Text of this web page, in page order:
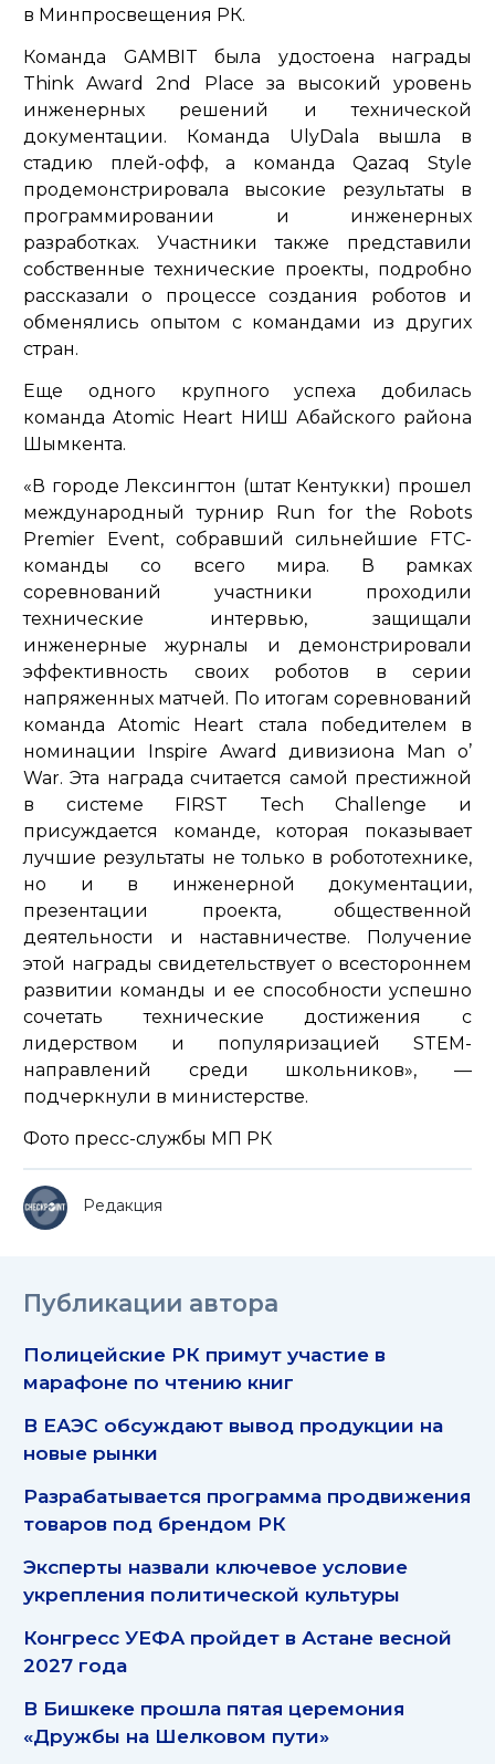
в Минпросвещения РК.
Команда GAMBIT была удостоена награды
Think Award 2nd Place за высокий уровень
инженерных решений и технической
документации. Команда UlyDala вышла в
стадию плей-офф, а команда Qazaq Style
продемонстрировала высокие результаты в
программировании и инженерных
разработках. Участники также представили
собственные технические проекты, подробно
рассказали о процессе создания роботов и
обменялись опытом с командами из других
стран.
Еще одного крупного успеха добилась
команда Atomic Heart НИШ Абайского района
Шымкента.
«В городе Лексингтон (штат Кентукки) прошел
международный турнир Run for the Robots
Premier Event, собравший сильнейшие FTC-
команды со всего мира. В рамках
соревнований участники проходили
технические интервью, защищали
инженерные журналы и демонстрировали
эффективность своих роботов в серии
напряженных матчей. По итогам соревнований
команда Atomic Heart стала победителем в
номинации Inspire Award дивизиона Man o’
War. Эта награда считается самой престижной
в системе FIRST Tech Challenge и
присуждается команде, которая показывает
лучшие результаты не только в робототехнике,
но и в инженерной документации,
презентации проекта, общественной
деятельности и наставничестве. Получение
этой награды свидетельствует о всестороннем
развитии команды и ее способности успешно
сочетать технические достижения с
лидерством и популяризацией STEM-
направлений среди школьников», —
подчеркнули в министерстве.
Фото пресс-службы МП РК
Редакция
Публикации автора
Полицейские РК примут участие в
марафоне по чтению книг
В ЕАЭС обсуждают вывод продукции на
новые рынки
Разрабатывается программа продвижения
товаров под брендом РК
Эксперты назвали ключевое условие
укрепления политической культуры
Конгресс УЕФА пройдет в Астане весной
2027 года
В Бишкеке прошла пятая церемония
«Дружбы на Шелковом пути»